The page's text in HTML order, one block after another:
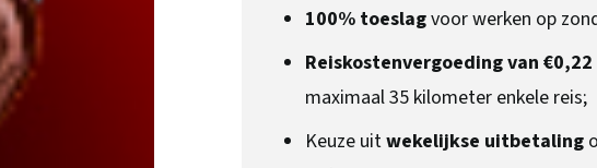
100% toeslagvoor werken op
Reiskostenvergoeding van
maximaal 35 kilometer enkele reis;
Keuze uitwekelijkse uitbetaling